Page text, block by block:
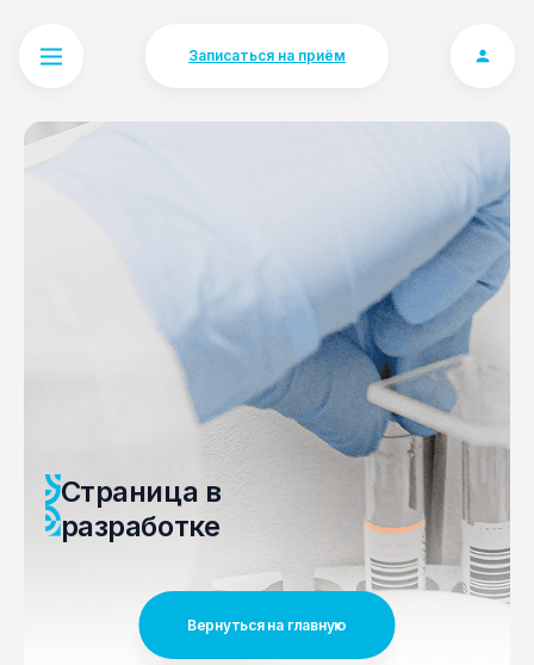
Записаться на приём
Страница в
разработке
Вернуться на главную